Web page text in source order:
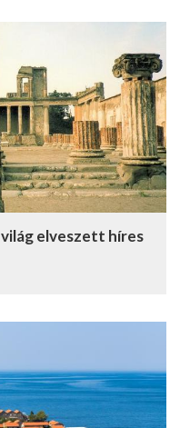
elveszett híres